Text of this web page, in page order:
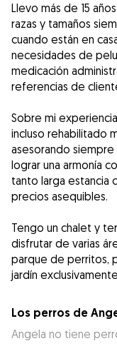
Llevo más de 15
razas y tamaños
cuando están en
necesidades de
medicación
referencias de
Sobre mi
incluso rehabilitado
asesorando
lograr una armonía
tanto larga estancia
precios asequibles.
Tengo un chalet y
disfrutar de varias
parque de perritos,
jardín
Los perros de
Angela no tiene